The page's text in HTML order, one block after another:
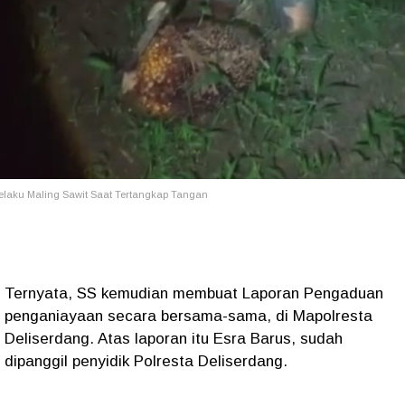
Maling Sawit Saat Tertangkap Tangan
Ternyata, SS kemudian membuat Laporan Pengaduan
penganiayaan secara bersama-sama, di Mapolresta
Deliserdang. Atas laporan itu Esra Barus, sudah
dipanggil penyidik Polresta Deliserdang.